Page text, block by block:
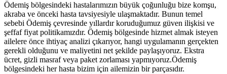
Ödemiş bölgesindeki hastalarımızın büyük çoğunluğu bize komşu,
akraba ve önceki hasta tavsiyesiyle ulaşmaktadır. Bunun temel
sebebi Ödemiş çevresinde yıllardır koruduğumuz güven ilişkisi ve
şeffaf fiyat politikamızdır. Ödemiş bölgesinde hizmet almak isteyen
ailelere önce ihtiyaç analizi çıkarıyor, hangi uygulamanın gerçekten
gerekli olduğunu ve maliyetini net şekilde paylaşıyoruz. Ekstra
ücret, gizli masraf veya paket zorlaması yapmıyoruz.Ödemiş
bölgesindeki her hasta bizim için ailemizin bir parçasıdır.